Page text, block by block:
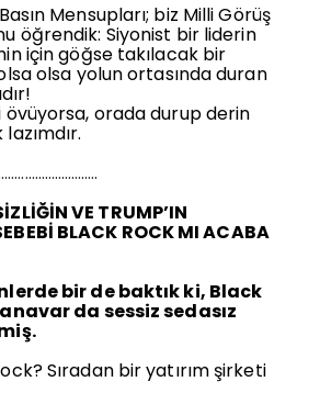
Mensupları; biz Milli Görüş
öğrendik: Siyonist bir liderin
için göğse takılacak bir
olsa yolun ortasında duran
övüyorsa, orada durup derin
VE TRUMP’IN
BLACK ROCK MI ACABA
bir de baktık ki, Black
da sessiz sedasız
Sıradan bir yatırım şirketi